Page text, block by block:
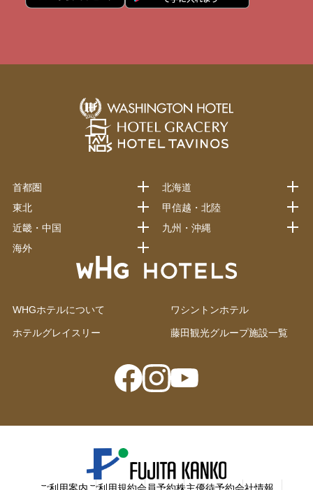
WHGホテルについて ワシントンホテル
ホテルグレイスリー 藤田観光グループ施設一覧
首都圏
北海道
東北
甲信越・北陸
近畿・中国
九州・沖縄
海外